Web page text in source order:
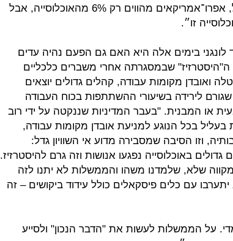
מהמקרים). בוויסקונסין, למשל, אפרו־אמריקאים מהווים רק 6% מהאוכלוסייה, אבל
בימים אלה היא האם גם הפעם נהיה עדים
ה"היסטרזיז" שבמסגרתה אחרי משברים כלכליים
ואובדן מקומות עבודה, קהלים גדולים יוצאים
לירידה בשיעורי ההשתתפות בכוח העבודה
או המבנית. "בעבר המדיניות שננקטה על ידי רוב
בכל הנוגע למניעת אובדן מקומות עבודה,
וזו הסיבה שמסבירה מדוע אי השוויון גדל:
באוכלוסייה נפגעו אנושות וזה גרם להיסטרזיז.
שלא, שלמדנו משהו והממשלות לא יתנו לזה
עם כלים פיסקאלים כולל עידוד ביקושים – זה
מדי. על הממשלות לעשות את "הדבר הנכון" ולסייע